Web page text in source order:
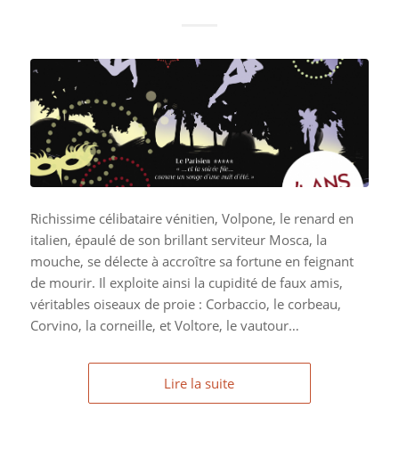
Richissime célibataire vénitien, Volpone, le renard en
italien, épaulé de son brillant serviteur Mosca, la
mouche, se délecte à accroître sa fortune en feignant
de mourir. Il exploite ainsi la cupidité de faux amis,
véritables oiseaux de proie : Corbaccio, le corbeau,
Corvino, la corneille, et Voltore, le vautour…
Lire la suite